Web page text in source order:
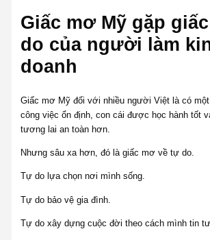
Giấc mơ Mỹ gặp
do của người làm
doanh
Giấc mơ Mỹ đối với nhiều người Việt là có
công việc ổn định, con cái được học hành tốt
tương lai an toàn hơn.
Nhưng sâu xa hơn, đó là giấc mơ về tự do.
Tự do lựa chọn nơi mình sống.
Tự do bảo vệ gia đình.
Tự do xây dựng cuộc đời theo cách mình tin